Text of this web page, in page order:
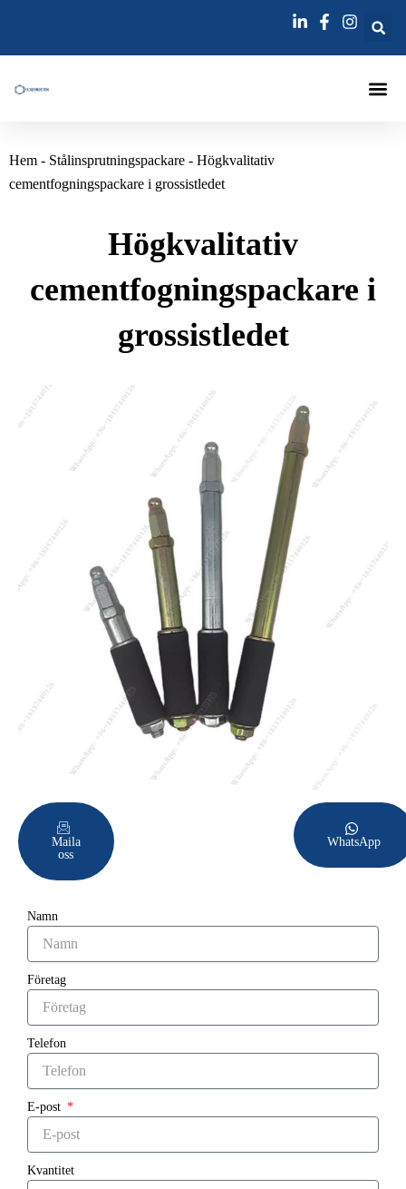
内
Hem - Stålinsprutningspackare - Högkvalitativ
cementfogningspackare i grossistledet
Högkvalitativ
cementfogningspackare i
grossistledet
Maila
oss
WhatsApp
Namn
Företag
Telefon
E-post
Kvantitet